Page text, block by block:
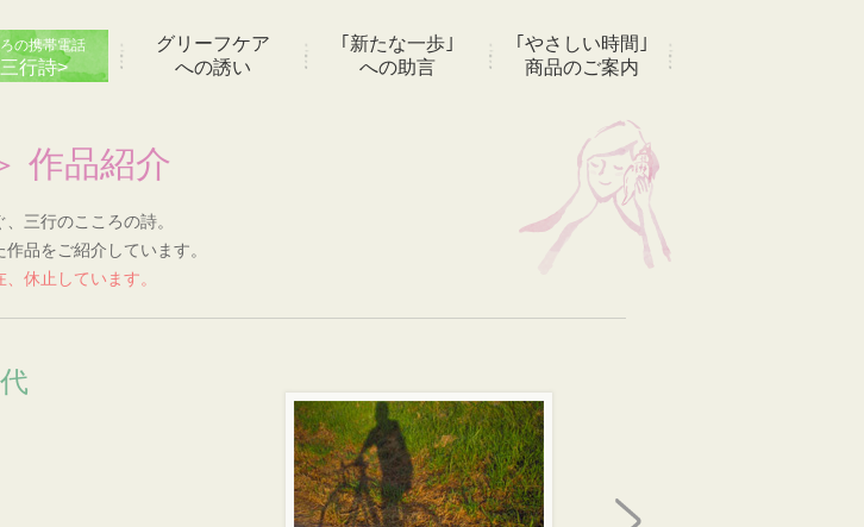
の携帯電話
行詩>
グリーフケア
への誘い
｢新たな一歩｣
への助言
｢やさしい時間｣
商品のご案内
作品紹介
三行のこころの詩。
品をご紹介しています。
休止しています。